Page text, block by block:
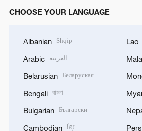
CHOOSE YOUR LANGUAGE
Albanian Shqip
Arabic العربية
Belarusian Беларуская
Bengali বাংলা
Bulgarian Български
Cambodian ខ្មែរ
Lao